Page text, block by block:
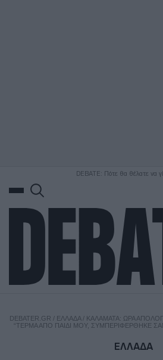
DEBATE: Πότε θα θέλατε να
DEBATER.GR / ΕΛΛΑΔΑ/ ΚΑΛΑΜΆΤΑ: ΏΡΑ
“ΤΈΡΜΑ ΑΠΌ ΠΑΙΔΊ ΜΟΥ, ΣΥΜΠΕΡΙΦΈΡΘΗΚΕ
ΕΛΛΑΔΑ